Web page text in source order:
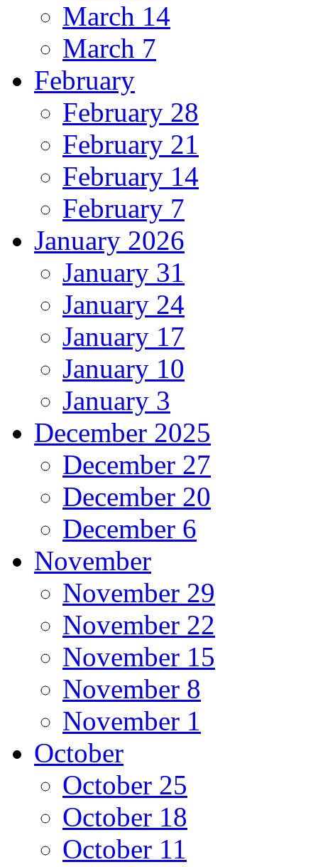
March 14
March 7
February
February 28
February 21
February 14
February 7
January 2026
January 31
January 24
January 17
January 10
January 3
December 2025
December 27
December 20
December 6
November
November 29
November 22
November 15
November 8
November 1
October
October 25
October 18
October 11